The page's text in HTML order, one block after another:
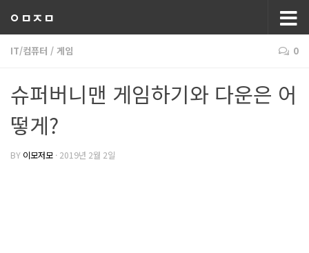
ㅇㅁㅈㅁ
IT/컴퓨터 / 게임 0
슈퍼버니맨 게임하기와 다운은 어
떻게?
BY 이모저모 · 2019년 2월 2일